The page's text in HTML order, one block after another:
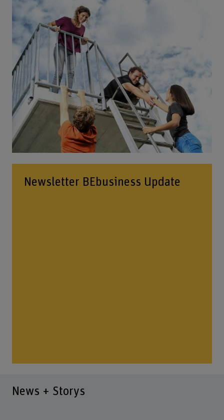
Newsletter BEbusiness Update
News + Storys